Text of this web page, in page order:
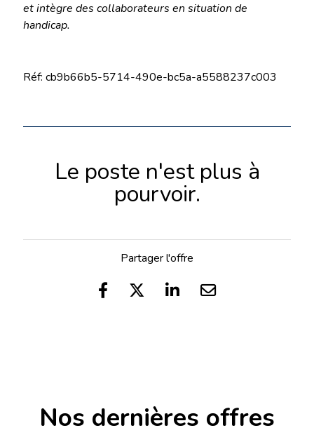
et intègre des collaborateurs en situation de
handicap.
Réf: cb9b66b5-5714-490e-bc5a-a5588237c003
Le poste n'est plus à
pourvoir.
Partager l'offre
Nos dernières offres